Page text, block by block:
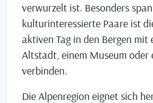
verwurzelt ist. Besonders
kulturinteressierte Paare ist
aktiven Tag in den Bergen mit
Altstadt, einem Museum oder
verbinden.
Die Alpenregion eignet sich